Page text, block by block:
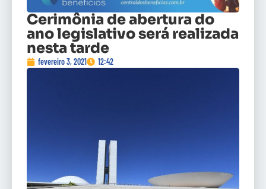
Cerimônia de abertura do
ano legislativo será realizada
nesta tarde
fevereiro 3, 2021 12:42